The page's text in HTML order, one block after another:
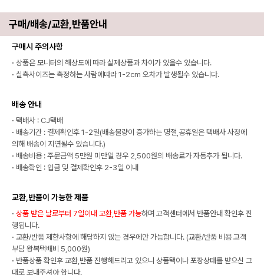
구매/배송/교환,반품안내
구매시 주의사항
· 상품은 모니터의 해상도에 따라 실제상품과 차이가 있을수 있습니다.
· 실측사이즈는 측정하는 사람에따라 1-2cm 오차가 발생될수 있습니다.
배송 안내
· 택배사 : CJ택배
· 배송기간 : 결제확인후 1-2일(배송물량이 증가하는 명절,공휴일은 택배사 사정에
의해 배송이 지연될수 있습니다.)
· 배송비용 : 주문금액 5만원 미만일 경우 2,500원의 배송료가 자동추가 됩니다.
· 배송확인 : 입금 및 결제확인후 2-3일 이내
교환,반품이 가능한 제품
· 상품 받은 날로부터 7일이내 교환,반품 가능하며 고객센터에서 반품안내 확인후 진
행됩니다.
· 교환/반품 제한사항에 해당하지 않는 경우에만 가능합니다. (교환/반품 비용 고객
부담 왕복택배비 5,000원)
· 반품상품 확인후 교환,반품 진행해드리고 있으니 상품택이나 포장상태를 받으신 그
대로 보내주셔야 합니다.